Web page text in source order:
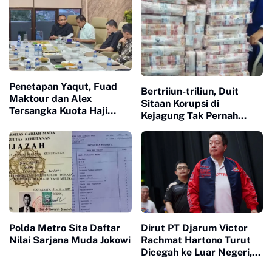
Penetapan Yaqut, Fuad
Maktour dan Alex
Tersangka Kuota Haji
Kata KPK
Bertriiun-triliun, Duit
Sitaan Korupsi di
Kejagung Tak Pernah
Polda Metro Sita Daftar
Nilai Sarjana Muda Jokowi
Dirut PT Djarum Victor
Rachmat Hartono Turut
Dicegah ke Luar Negeri,